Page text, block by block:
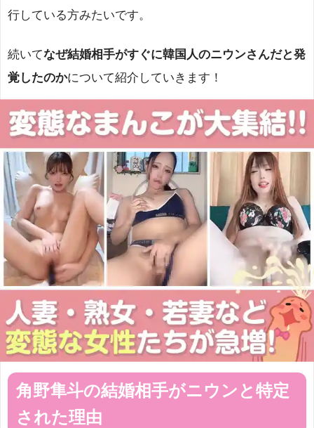
行している方みたいです。
続いてなぜ結婚相手がすぐに韓国人のニウンさんだと発
覚したのかについて紹介していきます！
角野隼斗の結婚相手がニウンと特定
された理由